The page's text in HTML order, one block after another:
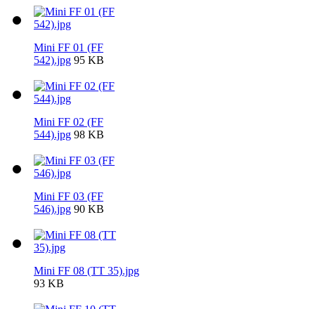
Mini FF 01 (FF
542).jpg 95 KB
Mini FF 02 (FF
544).jpg 98 KB
Mini FF 03 (FF
546).jpg 90 KB
Mini FF 08 (TT 35).jpg
93 KB